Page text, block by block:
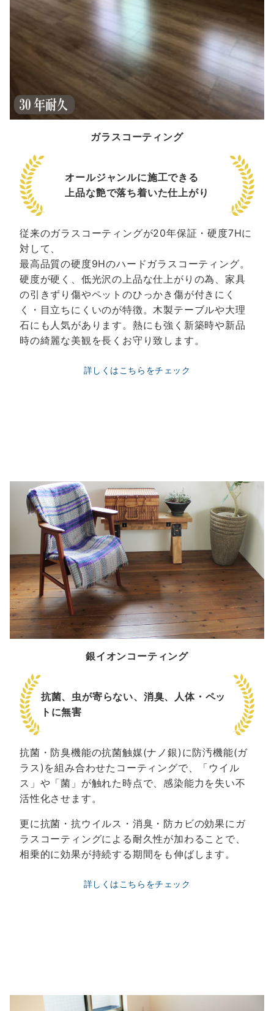
ガラスコーティング
オールジャンルに施工できる
上品な艶で落ち着いた仕上がり
従来のガラスコーティングが20年保証・硬度7Hに
対して、
最高品質の硬度9Hのハードガラスコーティング。
硬度が硬く、低光沢の上品な仕上がりの為、家具
の引きずり傷やペットのひっかき傷が付きにく
く・目立ちにくいのが特徴。木製テーブルや大理
石にも人気があります。熱にも強く新築時や新品
時の綺麗な美観を長くお守り致します。
詳しくはこちらをチェック
銀イオンコーティング
抗菌、虫が寄らない、消臭、人体・ペッ
トに無害
抗菌・防臭機能の抗菌触媒(ナノ銀)に防汚機能(ガ
ラス)を組み合わせたコーティングで、「ウイル
ス」や「菌」が触れた時点で、感染能力を失い不
活性化させます。
更に抗菌・抗ウイルス・消臭・防カビの効果にガ
ラスコーティングによる耐久性が加わることで、
相乗的に効果が持続する期間をも伸ばします。
詳しくはこちらをチェック